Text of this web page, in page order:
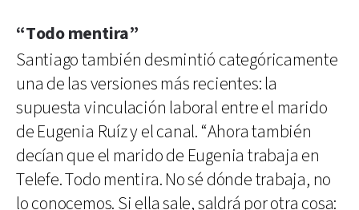
“Todo mentira”
Santiago también desmintió categóricamente
una de las versiones más recientes: la
supuesta vinculación laboral entre el marido
de Eugenia Ruíz y el canal. “Ahora también
decían que el marido de Eugenia trabaja en
Telefe. Todo mentira. No sé dónde trabaja, no
lo conocemos. Si ella sale, saldrá por otra cosa: